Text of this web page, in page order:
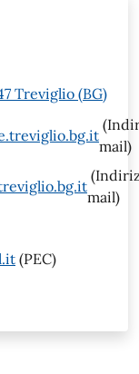
Treviglio (BG)
mail)
mail)
(PEC)